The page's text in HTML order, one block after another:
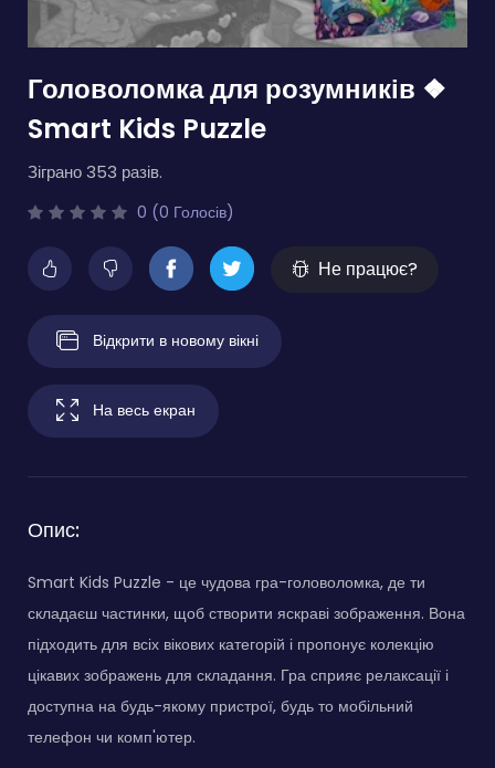
Головоломка для розумників ❖
Smart Kids Puzzle
Зіграно 353 разів.
0 (0 Голосів)
Не працює?
Відкрити в новому вікні
На весь екран
Опис:
Smart Kids Puzzle - це чудова гра-головоломка, де ти
складаєш частинки, щоб створити яскраві зображення. Вона
підходить для всіх вікових категорій і пропонує колекцію
цікавих зображень для складання. Гра сприяє релаксації і
доступна на будь-якому пристрої, будь то мобільний
телефон чи комп'ютер.